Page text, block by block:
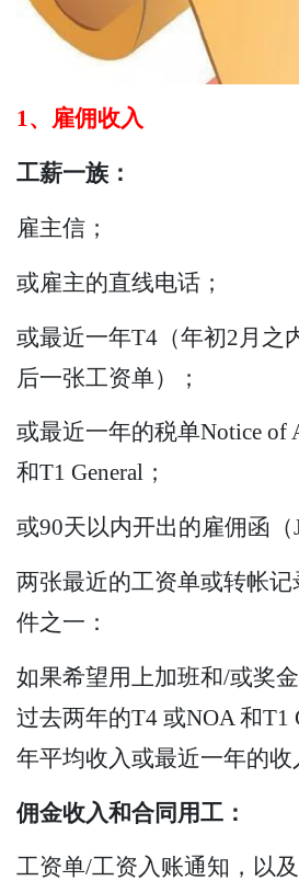
1、雇佣收入
工薪一族：
雇主信；
或雇主的直线电话；
或最近一年T4（年初2月之
后一张工资单）；
或最近一年的税单Notice of
和T1 General；
或90天以内开出的雇佣函（
两张最近的工资单或转帐
件之一：
如果希望用上加班和/或奖
过去两年的T4 或NOA 和T1
年平均收入或最近一年的收
佣金收入和合同用工：
工资单/工资入账通知，以